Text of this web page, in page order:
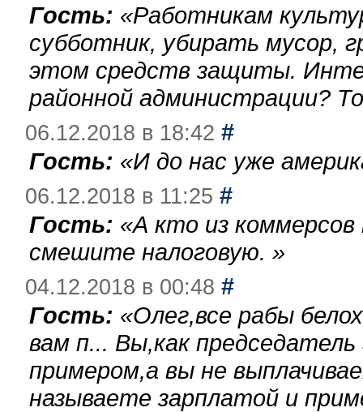
Гость: «Работникам
субботник, убирать мусор,
этом средств защиты.
районной администрации?
06.12.2018 в 18:42 #
Гость: «И до нас уже
06.12.2018 в 11:25 #
Гость: «А кто из
смешите налоговую. »
04.12.2018 в 00:48 #
Гость: «Олег,все рабы
вам п... Вы,как
примером,а вы не
называете зарплатой и